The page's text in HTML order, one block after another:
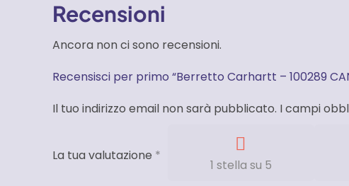
Recensioni
Ancora non ci sono recensioni.
Recensisci per primo “Berretto Carhartt – 100289
Il tuo indirizzo email non sarà pubblicato. I campi
La tua valutazione *
1 stella su 5